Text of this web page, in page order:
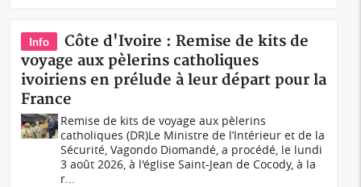
Info
Côte d'Ivoire : Remise de kits de
voyage aux pèlerins catholiques
ivoiriens en prélude à leur départ pour la
France
Remise de kits de voyage aux pèlerins
catholiques (DR)Le Ministre de l’Intérieur et de la
Sécurité, Vagondo Diomandé, a procédé, le lundi
3 août 2026, à l'église Saint-Jean de Cocody, à la
r...